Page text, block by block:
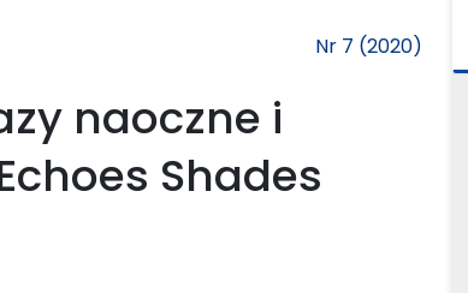
Nr 7 (2020)
naoczne i
Shades